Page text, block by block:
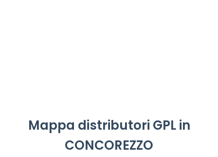
Mappa distributori GPL in
CONCOREZZO